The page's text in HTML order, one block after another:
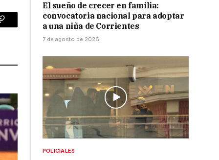
Copy
El sueño de crecer en familia:
convocatoria nacional para adoptar
a una niña de Corrientes
7 de agosto de 2026
POLICIALES